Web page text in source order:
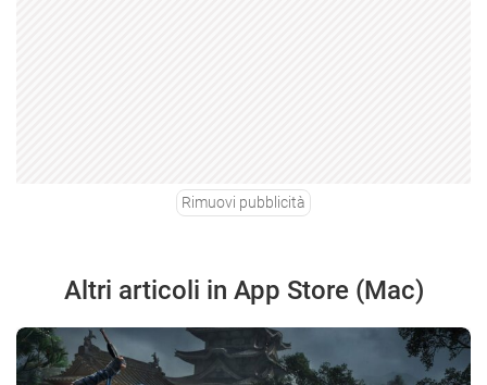
Rimuovi pubblicità
Altri articoli in App Store (Mac)